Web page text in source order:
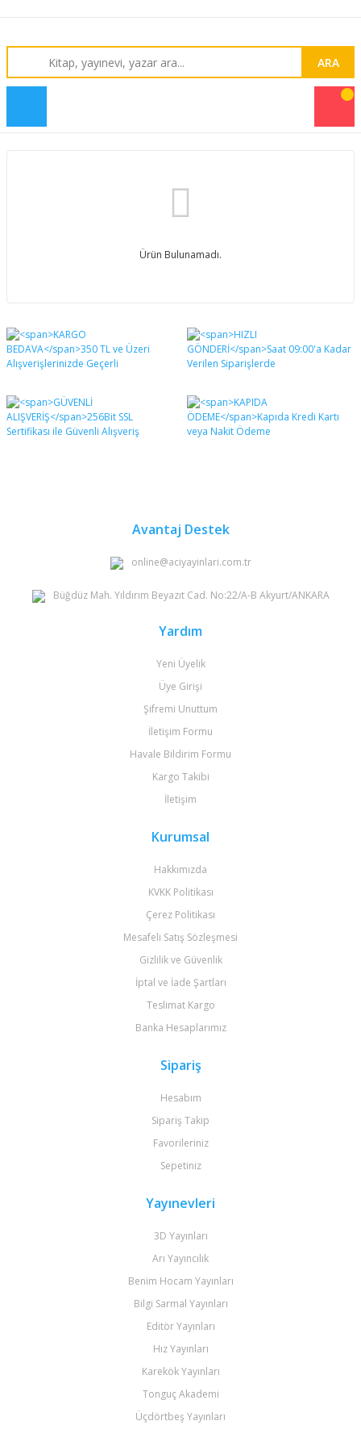
ARA
Ürün Bulunamadı.
Avantaj Destek
online@aciyayinlari.com.tr
Büğdüz Mah. Yıldırım Beyazıt Cad. No:22/A-B Akyurt/ANKARA
Yardım
Yeni Üyelik
Üye Girişi
Şifremi Unuttum
İletişim Formu
Havale Bildirim Formu
Kargo Takibi
İletişim
Kurumsal
Hakkımızda
KVKK Politikası
Çerez Politikası
Mesafeli Satış Sözleşmesi
Gizlilik ve Güvenlik
İptal ve İade Şartları
Teslimat Kargo
Banka Hesaplarımız
Sipariş
Hesabım
Sipariş Takip
Favorileriniz
Sepetiniz
Yayınevleri
3D Yayınları
Arı Yayıncılık
Benim Hocam Yayınları
Bilgi Sarmal Yayınları
Editör Yayınları
Hız Yayınları
Karekök Yayınları
Tonguç Akademi
Üçdörtbeş Yayınları